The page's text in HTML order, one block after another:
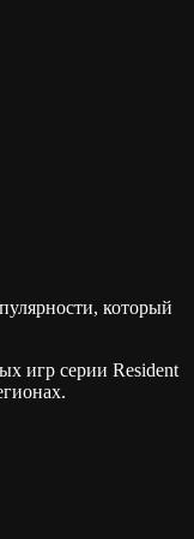
который
игр серии Resident